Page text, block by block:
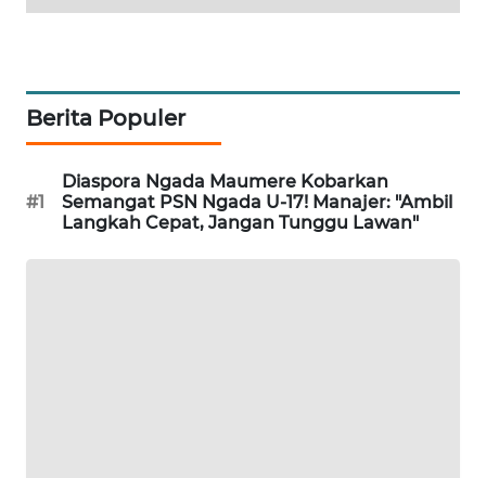
Berita Populer
#1
Diaspora Ngada Maumere Kobarkan
Semangat PSN Ngada U-17! Manajer: "Ambil
Langkah Cepat, Jangan Tunggu Lawan"
NEWS
MEDAN
NEWS
METRO